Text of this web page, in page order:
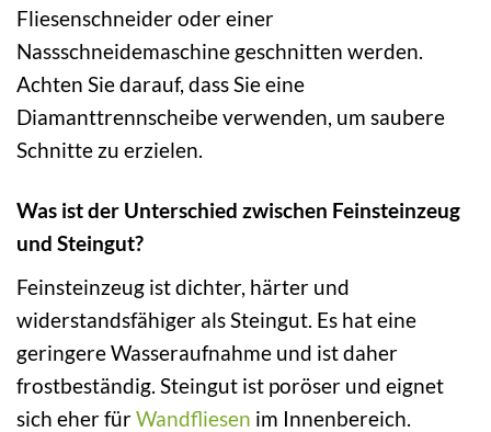
Fliesenschneider oder einer
Nassschneidemaschine geschnitten werden.
Achten Sie darauf, dass Sie eine
Diamanttrennscheibe verwenden, um saubere
Schnitte zu erzielen.
Was ist der Unterschied zwischen Feinsteinzeug
und Steingut?
Feinsteinzeug ist dichter, härter und
widerstandsfähiger als Steingut. Es hat eine
geringere Wasseraufnahme und ist daher
frostbeständig. Steingut ist poröser und eignet
sich eher fürWandfliesen im Innenbereich.